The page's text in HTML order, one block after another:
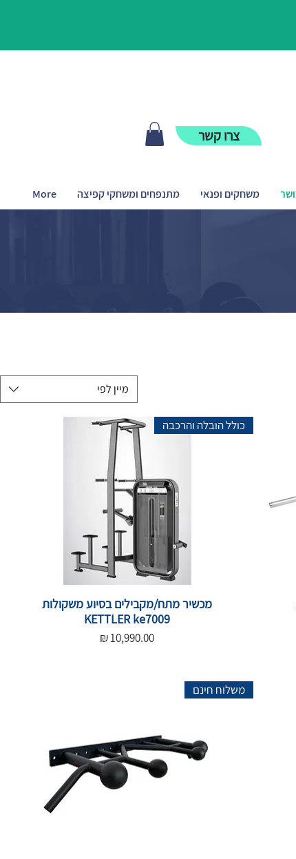
צרו קשר
משחקים ופנאי מתנפחים ומשחקי קפיצה More
מיין לפי
כולל הובלה והרכבה
מכשיר מתח/מקבילים בסיוע משקולות
KETTLER ke7009
מחיר
משלוח חינם